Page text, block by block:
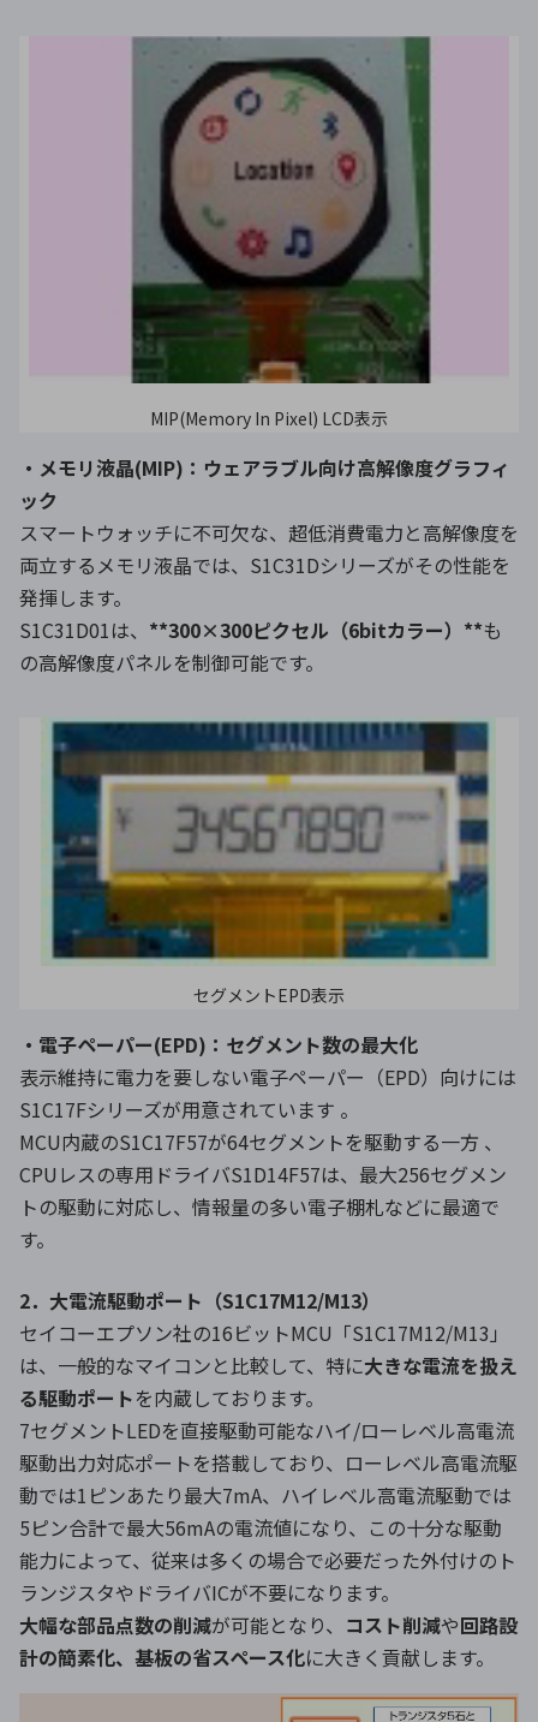
MIP(Memory In Pixel) LCD表示
・メモリ液晶(MIP)：ウェアラブル向け高解像度グラフィ
ック
スマートウォッチに不可欠な、超低消費電力と高解像度を
両立するメモリ液晶では、S1C31Dシリーズがその性能を
発揮します。
S1C31D01は、 **300×300ピクセル（6bitカラー）**も
の高解像度パネルを制御可能です。
セグメントEPD表示
・電子ペーパー(EPD)：セグメント数の最大化
表示維持に電力を要しない電子ペーパー（EPD）向けには
S1C17Fシリーズが用意されています 。
MCU内蔵のS1C17F57が64セグメントを駆動する一方 、
CPUレスの専用ドライバS1D14F57は、最大256セグメン
トの駆動に対応し、情報量の多い電子棚札などに最適で
す。
2．大電流駆動ポート（S1C17M12/M13）
セイコーエプソン社の16ビットMCU「S1C17M12/M13」
は、一般的なマイコンと比較して、特に大きな電流を扱え
る駆動ポートを内蔵しております。
7セグメントLEDを直接駆動可能なハイ/ローレベル高電流
駆動出力対応ポートを搭載しており、ローレベル高電流駆
動では1ピンあたり最大7mA、ハイレベル高電流駆動では
5ピン合計で最大56mAの電流値になり、この十分な駆動
能力によって、従来は多くの場合で必要だった外付けのト
ランジスタやドライバICが不要になります。
大幅な部品点数の削減が可能となり、 コスト削減や回路設
計の簡素化、基板の省スペース化に大きく貢献します。